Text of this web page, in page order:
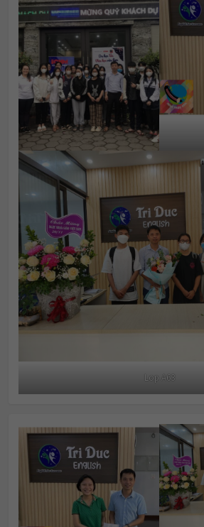
Lop A63